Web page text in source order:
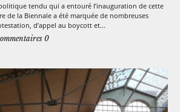
tendu qui a entouré l’inauguration de cette
de la Biennale a été marquée de nombreuses
d’appel au boycott et...
0